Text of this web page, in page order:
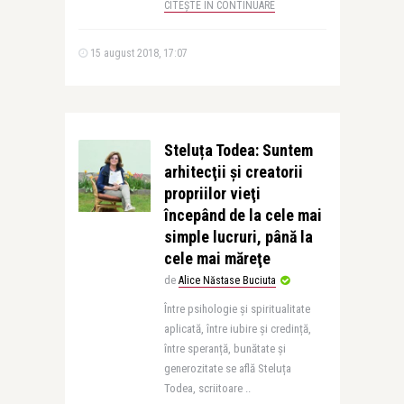
CITEȘTE ÎN CONTINUARE
15 august 2018, 17:07
Steluța Todea: Suntem
arhitecţii şi creatorii
propriilor vieţi
începând de la cele mai
simple lucruri, până la
cele mai măreţe
de Alice Năstase Buciuta
Între psihologie și spiritualitate
aplicată, între iubire și credință,
între speranță, bunătate și
generozitate se află Steluța
Todea, scriitoare ..